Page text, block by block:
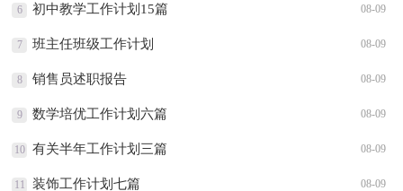
6 08-09
初中教学工作计划15篇
7 08-09
班主任班级工作计划
8 08-09
销售员述职报告
9 08-09
数学培优工作计划六篇
10 08-09
有关半年工作计划三篇
11 08-09
装饰工作计划七篇